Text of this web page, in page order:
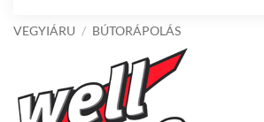
VEGYIÁRU / BÚTORÁPOLÁS